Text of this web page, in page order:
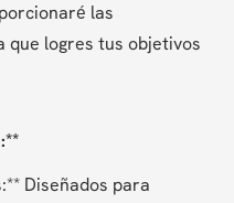
las
que logres tus objetivos
Diseñados para